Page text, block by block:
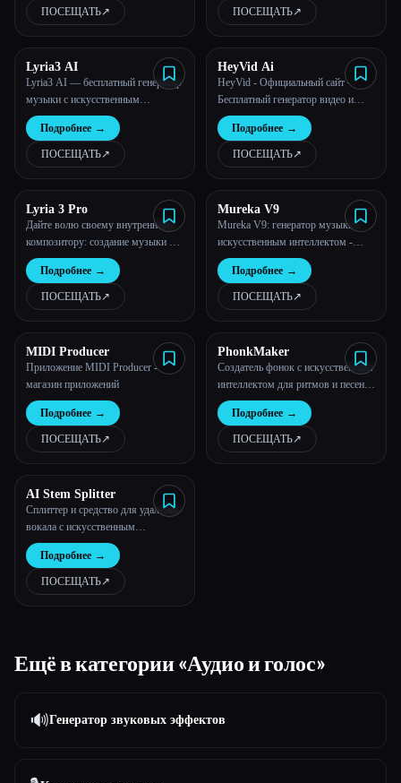
ПОСЕЩАТЬ↗︎ ПОСЕЩАТЬ↗︎
Lyria3 AI
Lyria3 AI — бесплатный генератор
музыки с искусственным
интеллектом | Текст для песен,
песен и фоновой музыки для
короткометражных фильмов
Подробнее →
ПОСЕЩАТЬ↗︎
HeyVid Ai
HeyVid - Официальный сайт ─
Бесплатный генератор видео и
изображений AI
Подробнее →
ПОСЕЩАТЬ↗︎
Lyria 3 Pro
Дайте волю своему внутреннему
композитору: создание музыки с
помощью искусственного
интеллекта стало проще.
Подробнее →
ПОСЕЩАТЬ↗︎
Mureka V9
Mureka V9: генератор музыки с
искусственным интеллектом -
песни, речь и вокал
Подробнее →
ПОСЕЩАТЬ↗︎
MIDI Producer
Приложение MIDI Producer -
магазин приложений
Подробнее →
ПОСЕЩАТЬ↗︎
PhonkMaker
Создатель фонок с искусственным
интеллектом для ритмов и песен |
PhonkMaker
Подробнее →
ПОСЕЩАТЬ↗︎
AI Stem Splitter
Сплиттер и средство для удаления
вокала с искусственным
интеллектом для караоке,
YouTube, диджеев
Подробнее →
ПОСЕЩАТЬ↗︎
Ещё в категории «Аудио и голос»
🔊Генератор звуковых эффектов